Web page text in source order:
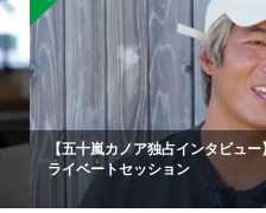
【五十嵐カノア独占インタビュ
ライベートセッション